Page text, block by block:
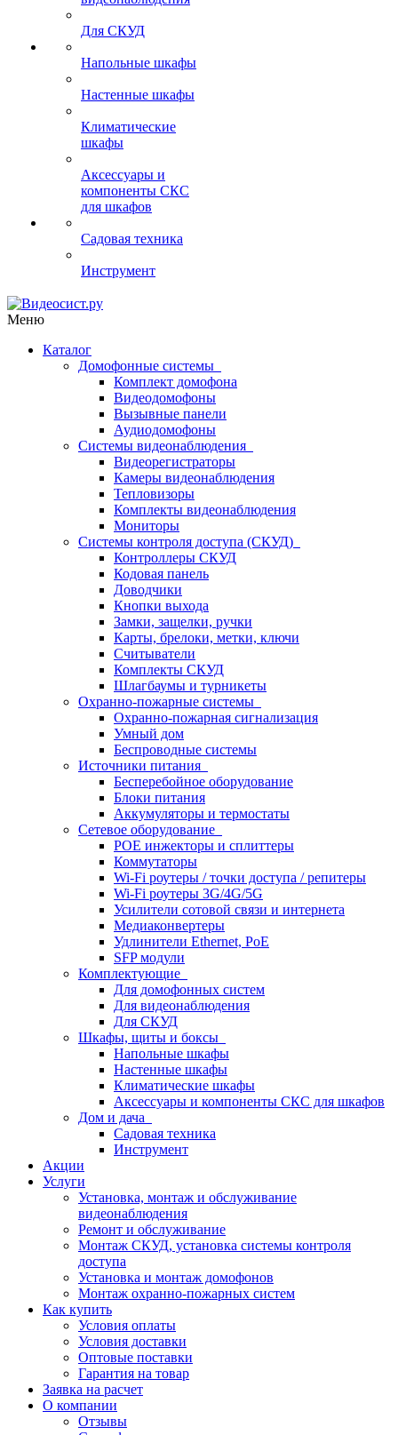
Для СКУД
Напольные шкафы
Настенные шкафы
Климатические
шкафы
Аксессуары и
компоненты СКС
для шкафов
Садовая техника
Инструмент
Меню
Каталог
Домофонные системы
Комплект домофона
Видеодомофоны
Вызывные панели
Аудиодомофоны
Системы видеонаблюдения
Видеорегистраторы
Камеры видеонаблюдения
Тепловизоры
Комплекты видеонаблюдения
Мониторы
Системы контроля доступа (СКУД)
Контроллеры СКУД
Кодовая панель
Доводчики
Кнопки выхода
Замки, защелки, ручки
Карты, брелоки, метки, ключи
Считыватели
Комплекты СКУД
Шлагбаумы и турникеты
Охранно-пожарные системы
Охранно-пожарная сигнализация
Умный дом
Беспроводные системы
Источники питания
Бесперебойное оборудование
Блоки питания
Аккумуляторы и термостаты
Сетевое оборудование
POE инжекторы и сплиттеры
Коммутаторы
Wi-Fi роутеры / точки доступа / репитеры
Wi-Fi роутеры 3G/4G/5G
Усилители сотовой связи и интернета
Медиаконвертеры
Удлинители Ethernet, PoE
SFP модули
Комплектующие
Для домофонных систем
Для видеонаблюдения
Для СКУД
Шкафы, щиты и боксы
Напольные шкафы
Настенные шкафы
Климатические шкафы
Аксессуары и компоненты СКС для шкафов
Дом и дача
Садовая техника
Инструмент
Акции
Услуги
Установка, монтаж и обслуживание
видеонаблюдения
Ремонт и обслуживание
Монтаж СКУД, установка системы контроля
доступа
Установка и монтаж домофонов
Монтаж охранно-пожарных систем
Как купить
Условия оплаты
Условия доставки
Оптовые поставки
Гарантия на товар
Заявка на расчет
О компании
Отзывы